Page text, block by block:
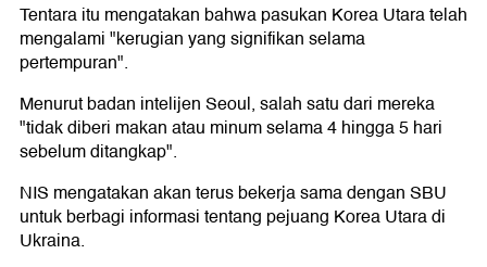
Tentara itu mengatakan bahwa pasukan Korea Utara telah
mengalami "kerugian yang signifikan selama
pertempuran".
Menurut badan intelijen Seoul, salah satu dari mereka
"tidak diberi makan atau minum selama 4 hingga 5 hari
sebelum ditangkap".
NIS mengatakan akan terus bekerja sama dengan SBU
untuk berbagi informasi tentang pejuang Korea Utara di
Ukraina.